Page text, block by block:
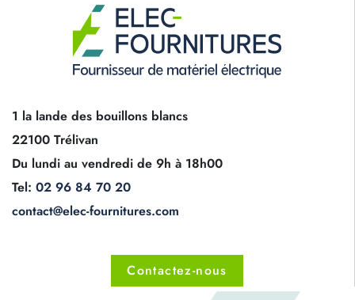
1 la lande des bouillons blancs
22100 Trélivan
Du lundi au vendredi de 9h à 18h00
Tel: 02 96 84 70 20
contact@elec-fournitures.com
Contactez-nous